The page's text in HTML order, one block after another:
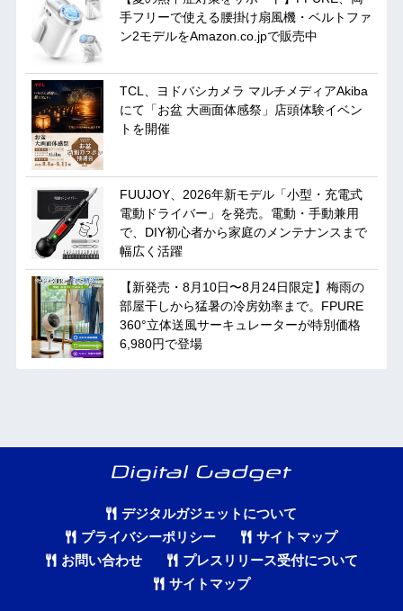
手フリーで使える腰掛け扇風機・ベルトファ
ン2モデルをAmazon.co.jpで販売中
TCL、ヨドバシカメラ マルチメディアAkiba
にて「お盆 大画面体感祭」店頭体験イベン
トを開催
FUUJOY、2026年新モデル「小型・充電式
電動ドライバー」を発売。電動・手動兼用
で、DIY初心者から家庭のメンテナンスまで
幅広く活躍
【新発売・8月10日〜8月24日限定】梅雨の
部屋干しから猛暑の冷房効率まで。FPURE
360°立体送風サーキュレーターが特別価格
6,980円で登場
デジタルガジェットについて
プライバシーポリシー
サイトマップ
お問い合わせ
プレスリリース受付について
サイトマップ